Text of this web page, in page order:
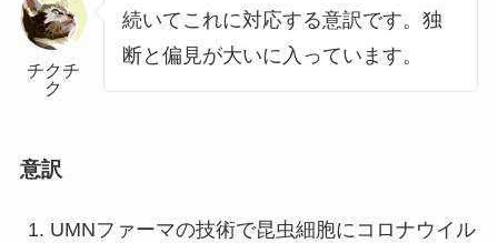
チクチ
ク
続いてこれに対応する意訳です。独
断と偏見が大いに入っています。
意訳
UMNファーマの技術で昆虫細胞にコロナウイル